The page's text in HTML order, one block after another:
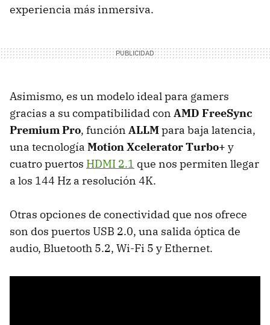
experiencia más inmersiva.
Asimismo, es un modelo ideal para gamers
gracias a su compatibilidad con AMD FreeSync
Premium Pro, función ALLMpara baja latencia,
una tecnología Motion Xcelerator Turbo+ y
cuatro puertos HDMI 2.1 que nos permiten llegar
a los 144 Hz a resolución 4K.
Otras opciones de conectividad que nos ofrece
son dos puertos USB 2.0, una salida óptica de
audio, Bluetooth 5.2, Wi-Fi 5 y Ethernet.